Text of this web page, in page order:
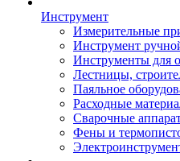
Инструмент
Измерительные
Инструмент
Инструменты для
Лестницы,
Паяльное
Расходные
Сварочные
Фены и